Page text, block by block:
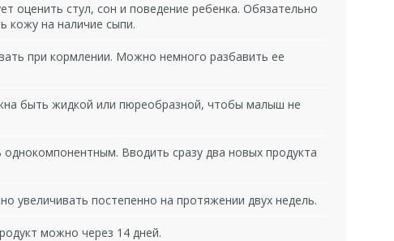
оценить стул, сон и поведение ребенка. Обязательно
кожу на наличие сыпи.
при кормлении. Можно немного разбавить ее
быть жидкой или пюреобразной, чтобы малыш не
Вводить сразу два новых продукта
увеличивать постепенно на протяжении двух недель.
можно через 14 дней.